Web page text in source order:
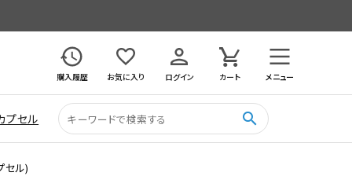
購入履歴
お気に入り ログイン カート メニュー
プセル search
セル)